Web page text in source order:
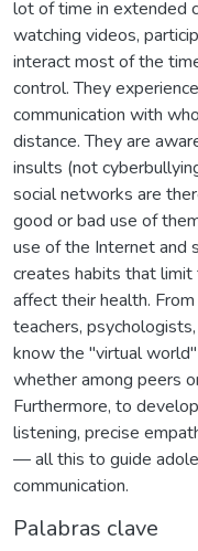
lot of time in extended
watching videos,
interact most of the
control. They
communication with
distance. They are
insults (not
social networks are
good or bad use of
use of the Internet and
creates habits that limit
affect their health.
teachers,
know the "virtual
whether among peers
Furthermore, to
listening, precise
— all this to guide
communication.
Palabras clave